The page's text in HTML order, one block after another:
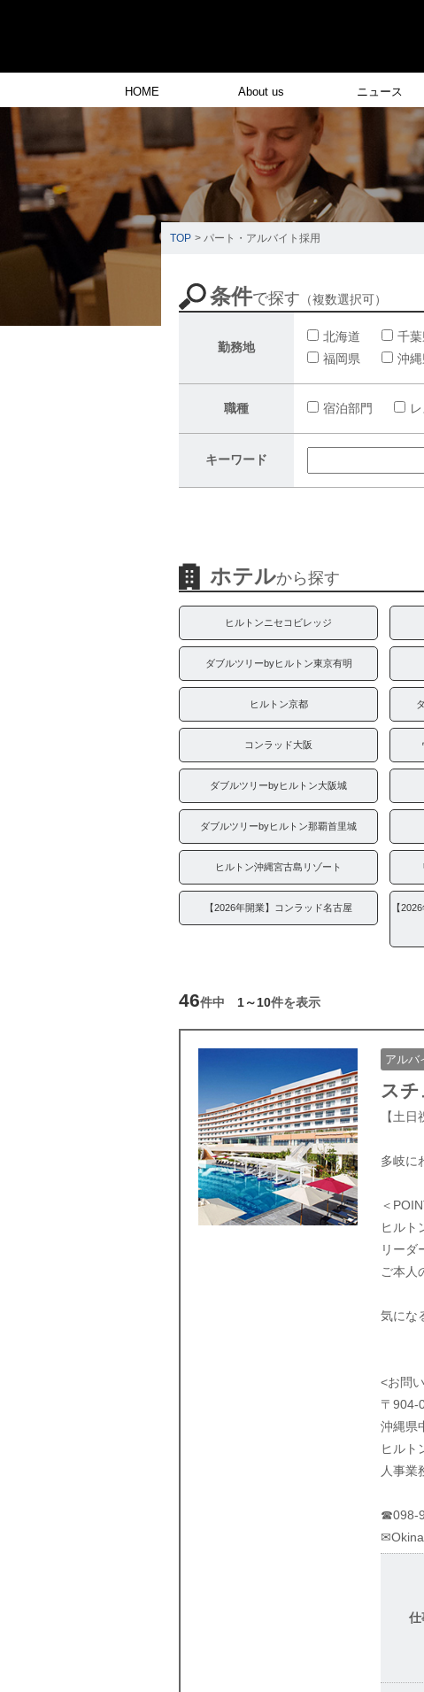
HOME About us ニュース
TOP > パート・アルバイト採用
条件で探す （複数選択可）
勤務地
北海道 千葉
福岡県
沖縄
職種 宿泊部門
キーワード
ホテルから探す
ヒルトンニセコビレッジ
ダブルツリーbyヒルトン東京有明
ヒルトン京都
コンラッド大阪
ダブルツリーbyヒルトン大阪城
ダブルツリーbyヒルトン那覇首里城
ヒルトン沖縄宮古島リゾート
【2026年開業】コンラッド名古屋 【
46件中 1～10件を表示
アルバ
スチ
【土
多岐に
＜
ヒルト
リーダ
ご本人
気にな
<お問
〒904-
沖縄県
ヒルト
人事
☎098-
仕